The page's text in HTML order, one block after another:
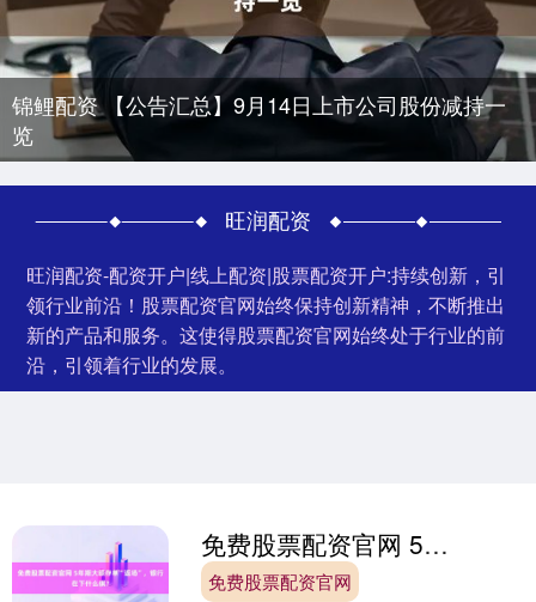
锦鲤配资 【公告汇总】9月14日上市公司股份减持一
览
旺润配资
旺润配资-配资开户|线上配资|股票配资开户:持续创新，引
领行业前沿！股票配资官网始终保持创新精神，不断推出
新的产品和服务。这使得股票配资官网始终处于行业的前
沿，引领着行业的发展。
免费股票配资官网 5年期大额存单“返场”，银行在下什么棋？
免费股票配资官网